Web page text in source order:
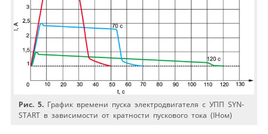
Рис. 5. График времени пуска электродвигателя с УПП SYN-
START в зависимости от кратности пускового тока (IНом)